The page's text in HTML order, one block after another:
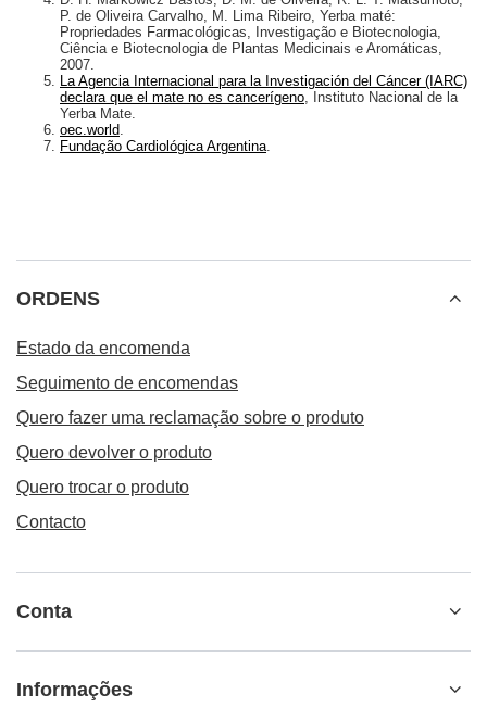
P. de Oliveira Carvalho, M. Lima Ribeiro, Yerba maté:
Propriedades Farmacológicas, Investigação e Biotecnologia,
Ciência e Biotecnologia de Plantas Medicinais e Aromáticas,
2007.
La Agencia Internacional para la Investigación del Cáncer (IARC)
declara que el mate no es cancerígeno , Instituto Nacional de la
Yerba Mate.
oec.world
Fundação Cardiológica Argentina
ORDENS
Estado da encomenda
Seguimento de encomendas
Quero fazer uma reclamação sobre o produto
Quero devolver o produto
Quero trocar o produto
Contacto
Conta
Informações